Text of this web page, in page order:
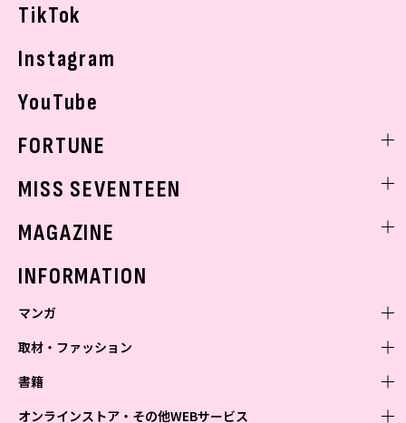
TikTok
Instagram
YouTube
FORTUNE
MISS SEVENTEEN
MAGAZINE
INFORMATION
マンガ
少年マンガ
青年マンガ
少女マンガ
取材・ファッション
ファッション・美容
芸能・情報・スポーツ
書籍
文芸・文庫・総合
オンラインストア・その他WEBサービス